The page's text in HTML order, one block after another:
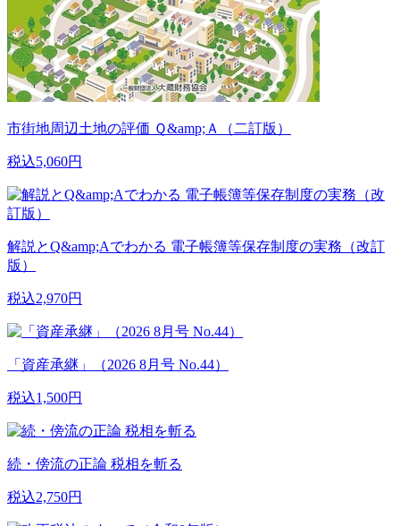
市街地周辺土地の評価 Ｑ&amp;Ａ（二訂版）
税込5,060円
解説とQ&amp;Aでわかる 電子帳簿等保存制度の実務（改訂
版）
税込2,970円
「資産承継」（2026 8月号 No.44）
税込1,500円
続・傍流の正論 税相を斬る
税込2,750円